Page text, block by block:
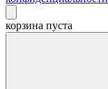
корзина пуста